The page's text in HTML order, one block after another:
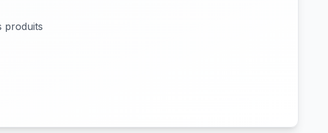
produits